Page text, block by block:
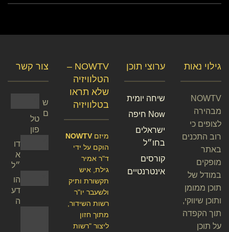
צור קשר
ש
ם
טל
פון
דו
א
״ל
הו
דע
ה
NOWTV –
הטלוויזיה
שלא תראו
בטלוויזיה
מיזם NOWTV
הוקם על ידי
ד"ר אמיר
גילת, איש
תקשורת ותיק
ולשעבר יו"ר
רשות השידור,
מתוך חזון
ליצור "רשות
ערוצי תוכן
שיחה יומית
Now חיפה
ישראלים
בחו״ל
קורסים
אינטרנטיים
גילוי נאות
NOWTV
מבהירה
לצופים כי
רוב התכנים
באתר
מופקים
במודל של
תוכן ממומן
ותוכן שיווקי,
תוך הקפדה
על תוכן